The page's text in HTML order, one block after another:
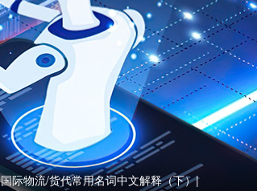
国际物流/货代常用名词中文解释（下）|